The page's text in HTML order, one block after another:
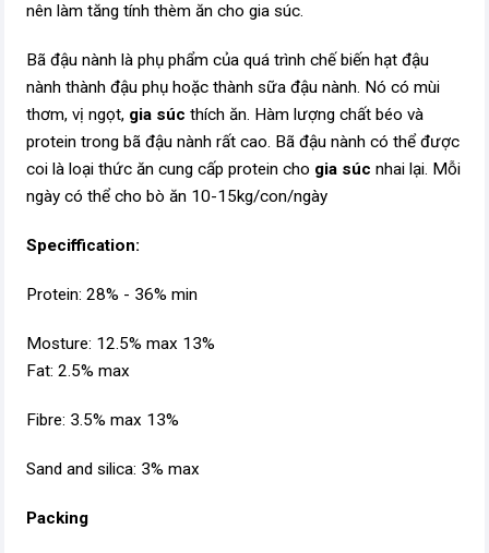
nên làm tăng tính thèm ăn cho gia súc.
Bã đậu nành là phụ phẩm của quá trình chế biến hạt đậu
nành thành đậu phụ hoặc thành sữa đậu nành. Nó có mùi
thơm, vị ngọt, gia súc thích ăn. Hàm lượng chất béo và
protein trong bã đậu nành rất cao. Bã đậu nành có thể được
coi là loại thức ăn cung cấp protein cho gia súc nhai lại. Mỗi
ngày có thể cho bò ăn 10-15kg/con/ngày
Speciffication:
Protein: 28% - 36% min
Mosture: 12.5% max 13%
Fat: 2.5% max
Fibre: 3.5% max 13%
Sand and silica: 3% max
Packing